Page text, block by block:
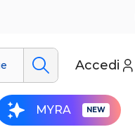
Accedi
MYRA